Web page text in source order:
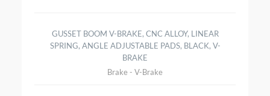
GUSSET BOOM V-BRAKE, CNC ALLOY, LINEAR
SPRING, ANGLE ADJUSTABLE PADS, BLACK, V-
BRAKE
Brake - V-Brake